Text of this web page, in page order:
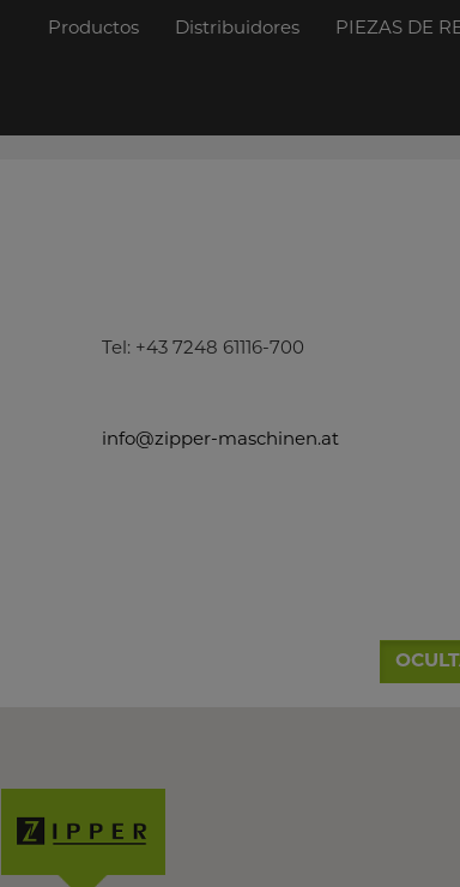
Productos Distribuidores PIEZAS DE
Tel: +43 7248 61116-700
info@zipper-maschinen.at